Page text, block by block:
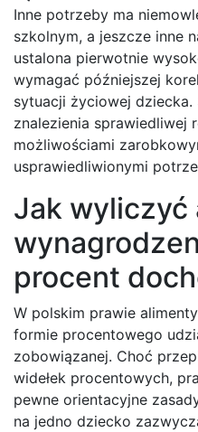
Inne potrzeby ma
szkolnym, a jeszcze inne
ustalona pierwotnie
wymagać późniejszej
sytuacji życiowej dziecka.
znalezienia sprawiedliwej
możliwościami
usprawiedliwionymi
Jak wyliczyć
procent
W polskim prawie
formie procentowego
zobowiązanej. Choć
widełek procentowych,
pewne orientacyjne
na jedno dziecko